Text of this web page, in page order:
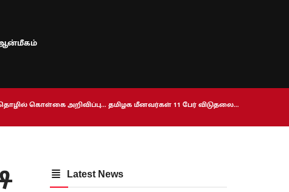
தொழில் கொள்கை அறிவிப்பு… தமிழக மீனவர்கள் 11 பேர் விடுதலை…
Latest News